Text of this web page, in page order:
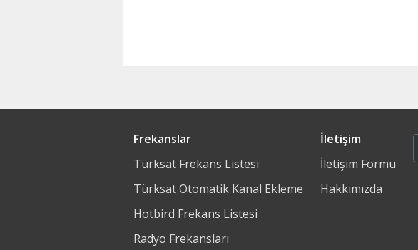
Frekanslar
Türksat Frekans Listesi
Türksat Otomatik Kanal Ekleme
Hotbird Frekans Listesi
Radyo Frekansları
İletişim
İletişim Formu
Hakkımızda